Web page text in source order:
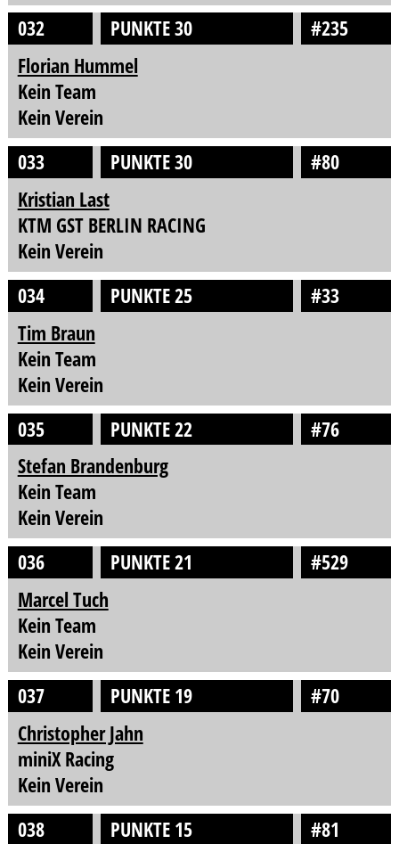
032
PUNKTE 30
#235
Florian Hummel
Kein Team
Kein Verein
033
PUNKTE 30
#80
Kristian Last
KTM GST BERLIN RACING
Kein Verein
034
PUNKTE 25
#33
Tim Braun
Kein Team
Kein Verein
035
PUNKTE 22
#76
Stefan Brandenburg
Kein Team
Kein Verein
036
PUNKTE 21
#529
Marcel Tuch
Kein Team
Kein Verein
037
PUNKTE 19
#70
Christopher Jahn
miniX Racing
Kein Verein
038
PUNKTE 15
#81